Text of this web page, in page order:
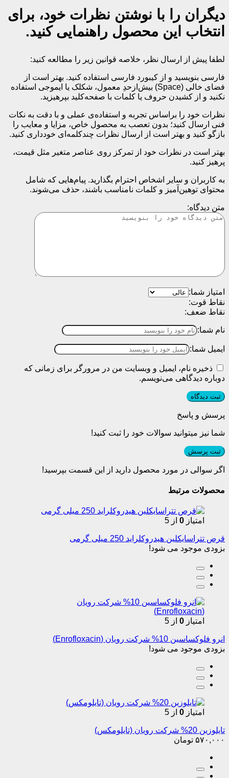
دیگران را با نوشتن نظرات خود، برای
انتخاب این محصول راهنمایی کنید.
لطفا پیش از ارسال نظر، خلاصه قوانین زیر را مطالعه کنید:
فارسی بنویسید و از کیبورد فارسی استفاده کنید. بهتر است از
فضای خالی (Space) بیش‌از‌حدِ معمول، شکلک یا ایموجی استفاده
نکنید و از کشیدن حروف یا کلمات با صفحه‌کلید بپرهیزید.
نظرات خود را براساس تجربه و استفاده‌ی عملی و با دقت به نکات
فنی ارسال کنید؛ بدون تعصب به محصول خاص، مزایا و معایب را
بازگو کنید و بهتر است از ارسال نظرات چندکلمه‌‌ای خودداری کنید.
بهتر است در نظرات خود از تمرکز روی عناصر متغیر مثل قیمت،
پرهیز کنید.
به کاربران و سایر اشخاص احترام بگذارید. پیام‌هایی که شامل
محتوای توهین‌آمیز و کلمات نامناسب باشند، حذف می‌شوند.
متن دیدگاه:
امتیاز شما:
نقاط قوت:
نقاط ضعف:
نام شما:
ایمیل شما:
ذخیره نام، ایمیل و وبسایت من در مرورگر برای زمانی که
دوباره دیدگاهی می‌نویسم.
پرسش و پاسخ
شما نیز میتوانید سوالات خود را ثبت کنید!
ثبت پرسش
اگر سوالی در مورد محصول دارید از این قسمت بپرسید!
محصولات مرتبط
امتیاز 0 از 5
قرص تتراسایکلین هیدروکلراید 250 میلی گرمی
بزودی موجود می شود!
امتیاز 0 از 5
انرو فلوکساسین 10% شرکت رویان (Enrofloxacin)
بزودی موجود می شود!
امتیاز 0 از 5
تایلوزین 20% شرکت رویان (تایلومکس)
۵۷۰,۰۰۰ تومان